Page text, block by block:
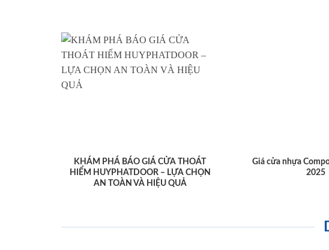
KHÁM PHÁ BÁO GIÁ CỬA THOÁT
HIỂM HUYPHATDOOR – LỰA CHỌN
AN TOÀN VÀ HIỆU QUẢ
Giá cửa nhựa
2025